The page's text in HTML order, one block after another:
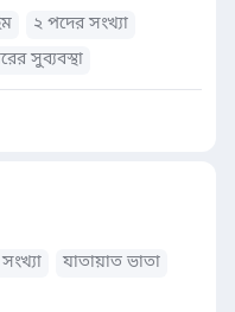
২ পদের সংখ্যা
সুব্যবস্থা
যাতায়াত ভাতা